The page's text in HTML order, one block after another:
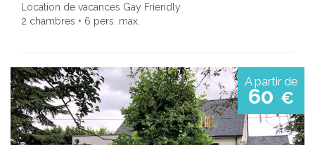
Location de vacances Gay Friendly
2 chambres • 6 pers. max.
A partir de
60 €